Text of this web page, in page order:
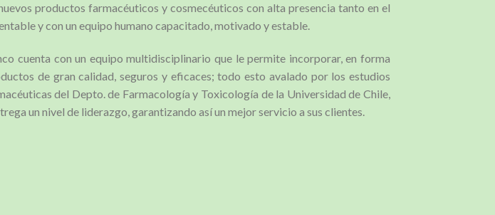
productos farmacéuticos y cosmecéuticos con alta presencia tanto en el
y con un equipo humano capacitado, motivado y estable.
cuenta con un equipo multidisciplinario que le permite incorporar, en forma
de gran calidad, seguros y eficaces; todo esto avalado por los estudios
del Depto. de Farmacología y Toxicología de la Universidad de Chile,
un nivel de liderazgo, garantizando así un mejor servicio a sus clientes.